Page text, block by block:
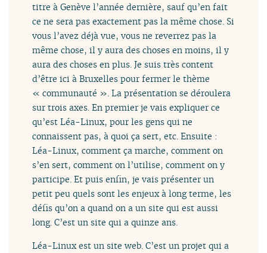
titre à Genève l’année dernière, sauf qu’en fait
ce ne sera pas exactement pas la même chose. Si
vous l’avez déjà vue, vous ne reverrez pas la
même chose, il y aura des choses en moins, il y
aura des choses en plus. Je suis très content
d’être ici à Bruxelles pour fermer le thème
« communauté ». La présentation se déroulera
sur trois axes. En premier je vais expliquer ce
qu’est Léa-Linux, pour les gens qui ne
connaissent pas, à quoi ça sert, etc. Ensuite :
Léa-Linux, comment ça marche, comment on
s’en sert, comment on l’utilise, comment on y
participe. Et puis enfin, je vais présenter un
petit peu quels sont les enjeux à long terme, les
défis qu’on a quand on a un site qui est aussi
long. C’est un site qui a quinze ans.
Léa-Linux est un site web. C’est un projet qui a